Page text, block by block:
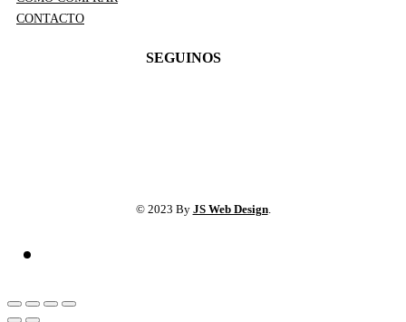
CONTACTO
SEGUINOS
© 2023 By JS Web Design.